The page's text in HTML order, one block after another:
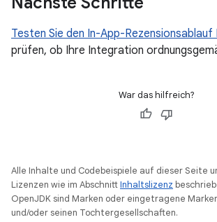
Testen Sie den In-App-Rezensionsablauf
prüfen, ob Ihre Integration
War das hilfreich?
Alle Inhalte und Codebeispiele auf dieser Seite
Lizenzen wie im AbschnittInhaltslizenz
OpenJDK sind Marken oder eingetragene
und/oder seinen Tochtergesellschaften.